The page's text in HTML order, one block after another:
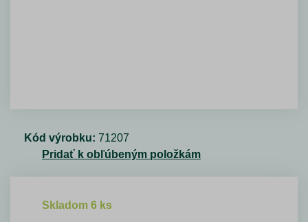
Kód výrobku: 71207
Pridať k obľúbeným položkám
Skladom 6 ks